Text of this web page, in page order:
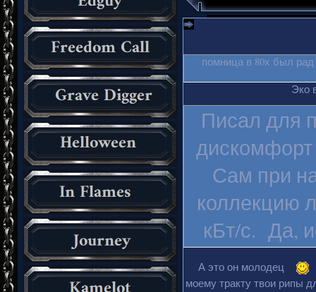
помница в 80х был
Эко
Писал для
Сам при
коллекцию
кБт/с. Да,
А это он молодец
моему тракту твои рипы